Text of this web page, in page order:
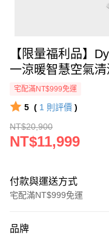
【限量福利品】
一涼暖智慧空氣
宅配滿NT$999免運
5 ( 1 則評價 )
NT$20,900
NT$11,999
付款與運送方式
宅配滿NT$999免運
信用卡一次付款
品牌